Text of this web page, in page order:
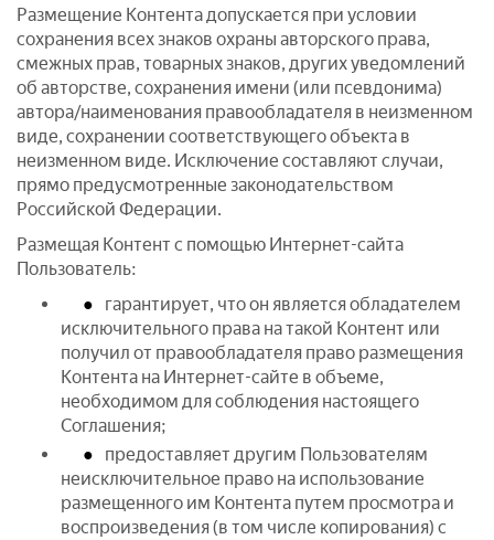
Размещение Контента допускается при условии
сохранения всех знаков охраны авторского права,
смежных прав, товарных знаков, других уведомлений
об авторстве, сохранения имени (или псевдонима)
автора/наименования правообладателя в неизменном
виде, сохранении соответствующего объекта в
неизменном виде. Исключение составляют случаи,
прямо предусмотренные законодательством
Российской Федерации.
Размещая Контент с помощью Интернет-сайта
Пользователь:
гарантирует, что он является обладателем
исключительного права на такой Контент или
получил от правообладателя право размещения
Контента на Интернет-сайте в объеме,
необходимом для соблюдения настоящего
Соглашения;
предоставляет другим Пользователям
неисключительное право на использование
размещенного им Контента путем просмотра и
воспроизведения (в том числе копирования) с